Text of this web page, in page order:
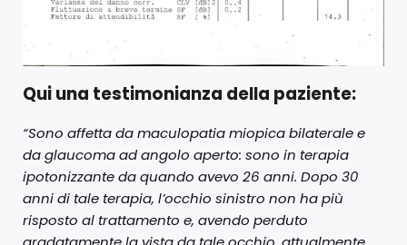
Qui una testimonianza della paziente:
“Sono affetta da maculopatia miopica bilaterale e
da glaucoma ad angolo aperto: sono in terapia
ipotonizzante da quando avevo 26 anni. Dopo 30
anni di tale terapia, l’occhio sinistro non ha più
risposto al trattamento e, avendo perduto